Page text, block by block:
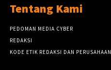
Tentang Kami
PEDOMAN MEDIA CYBER
REDAKSI
KODE ETIK REDAKSI DAN PERUSAHAAN